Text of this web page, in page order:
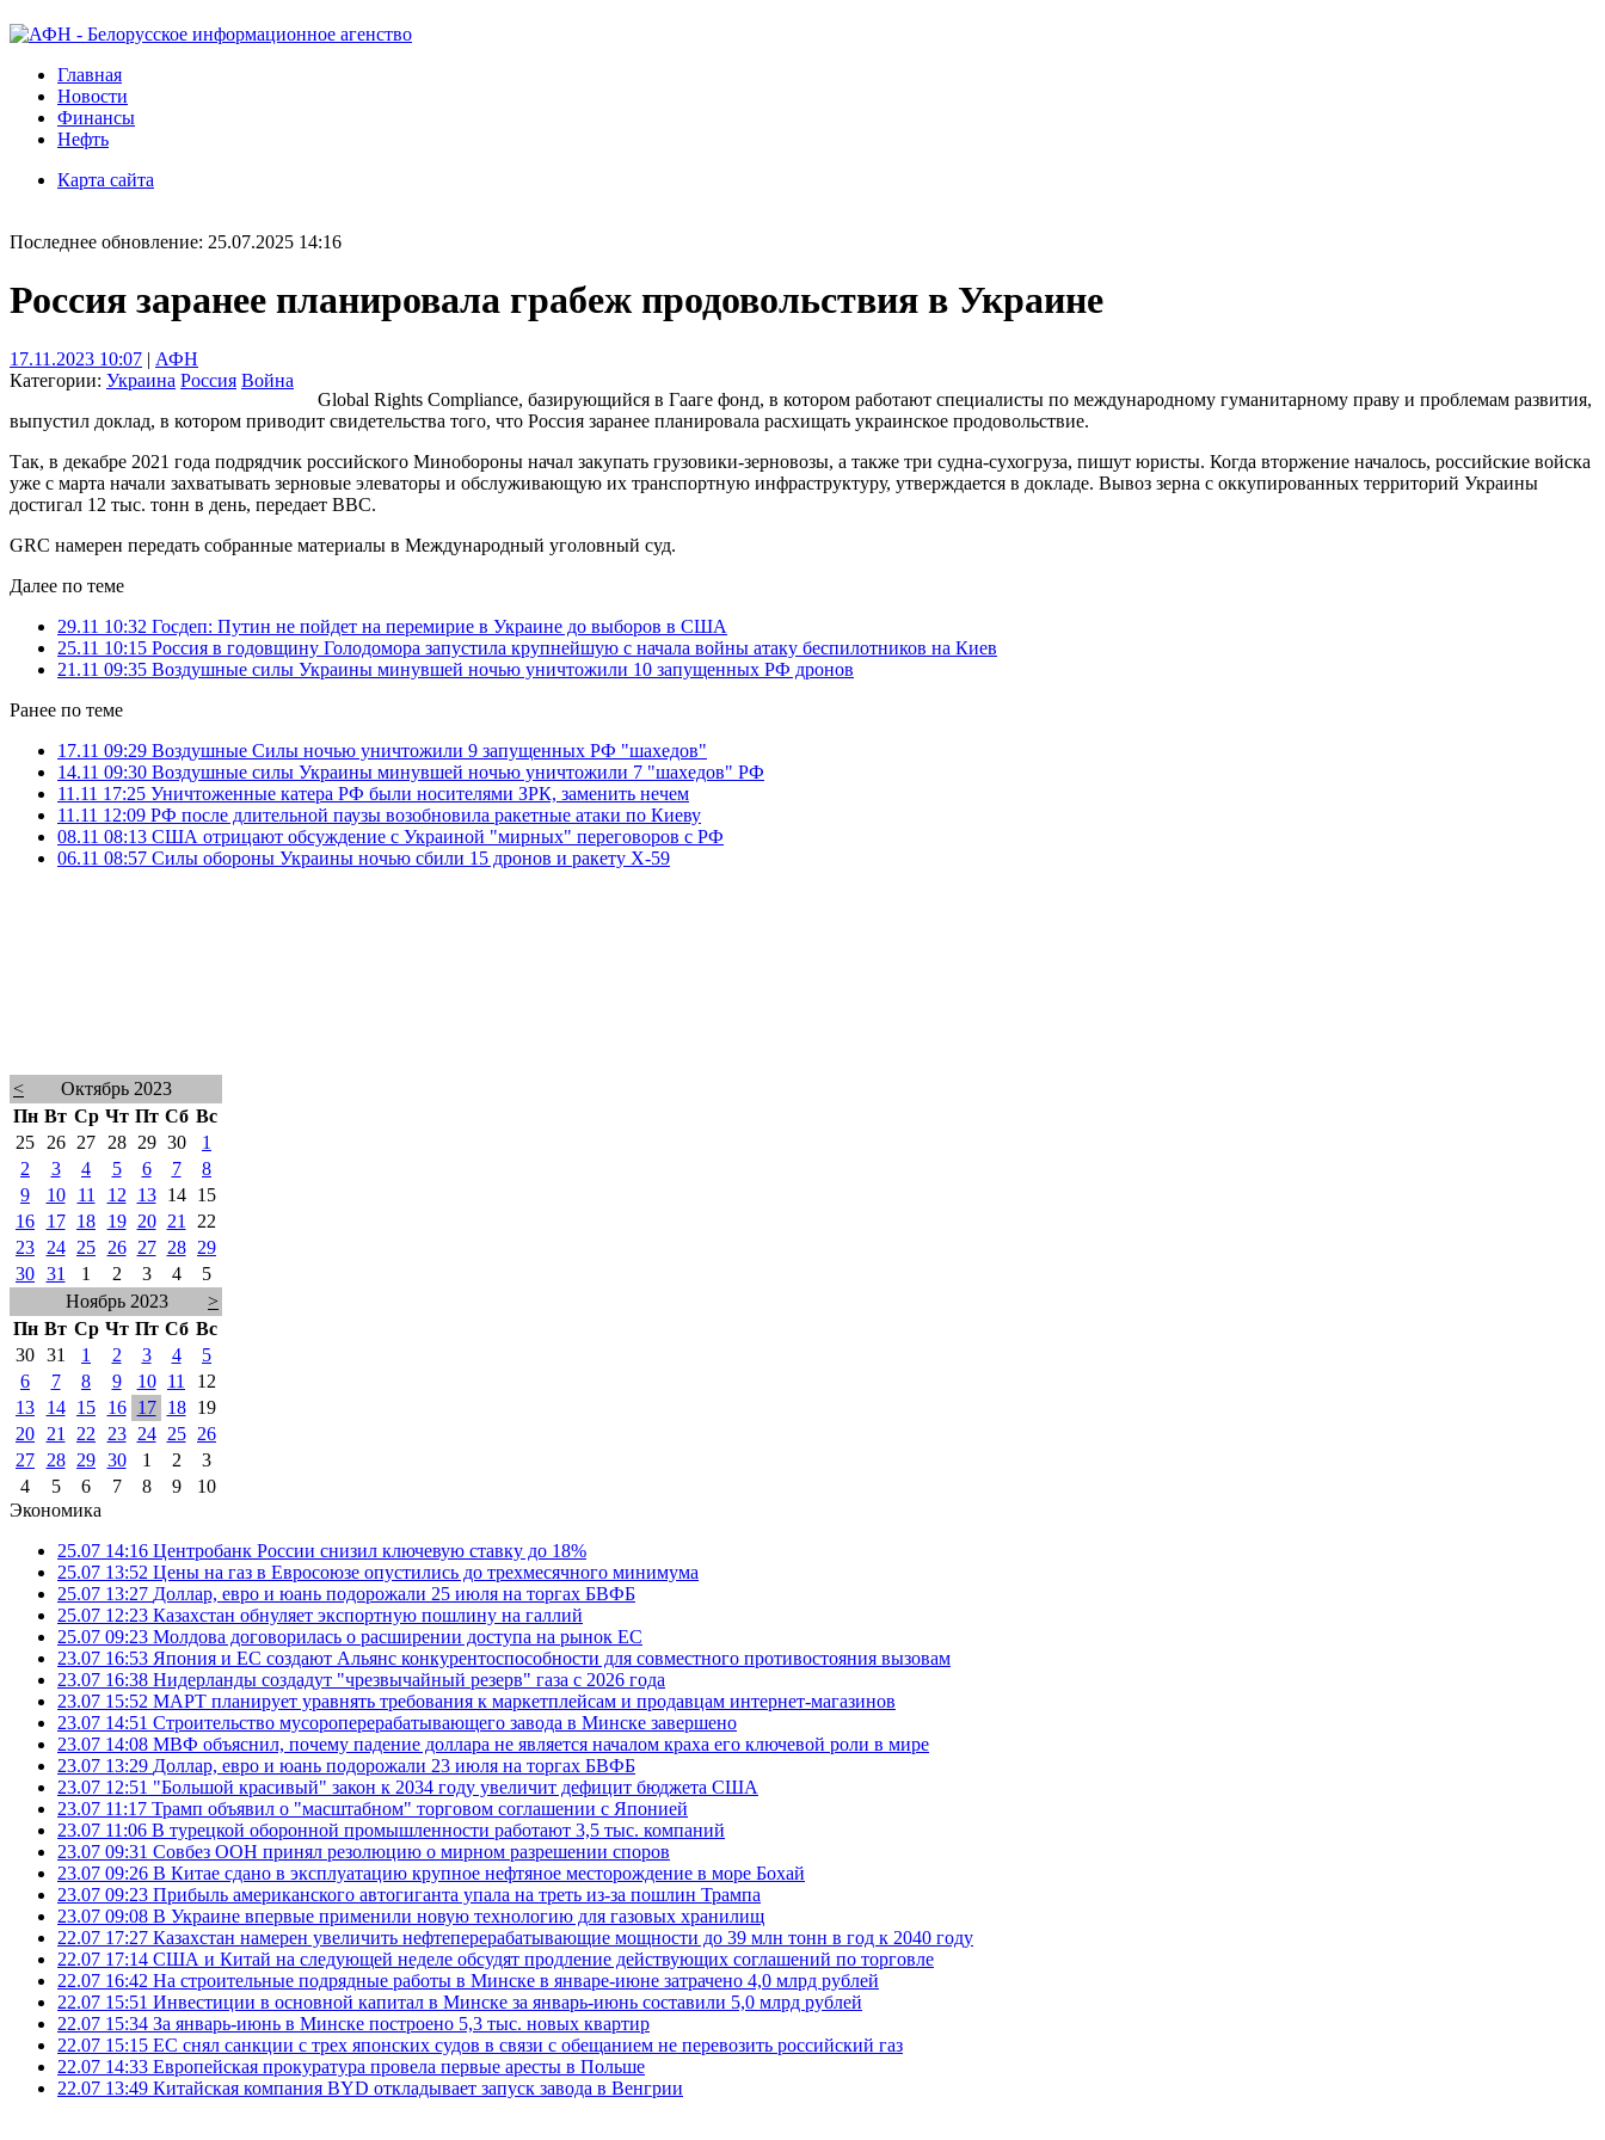
Главная
Новости
Финансы
Нефть
Карта сайта
Последнее обновление: 25.07.2025 14:16
Россия заранее планировала грабеж продовольствия в Украине
17.11.2023 10:07 | АФН
Категории: Украина Россия Война
Global Rights Compliance, базирующийся в Гааге фонд, в котором работают специалисты по международному гуманитарному праву и проблемам развития,
выпустил доклад, в котором приводит свидетельства того, что Россия заранее планировала расхищать украинское продовольствие.
Так, в декабре 2021 года подрядчик российского Минобороны начал закупать грузовики-зерновозы, а также три судна-сухогруза, пишут юристы. Когда вторжение началось, российские войска
уже с марта начали захватывать зерновые элеваторы и обслуживающую их транспортную инфраструктуру, утверждается в докладе. Вывоз зерна с оккупированных территорий Украины
достигал 12 тыс. тонн в день, передает BBC.
GRC намерен передать собранные материалы в Международный уголовный суд.
Далее по теме
29.11 10:32 Госдеп: Путин не пойдет на перемирие в Украине до выборов в США
25.11 10:15 Россия в годовщину Голодомора запустила крупнейшую с начала войны атаку беспилотников на Киев
21.11 09:35 Воздушные силы Украины минувшей ночью уничтожили 10 запущенных РФ дронов
Ранее по теме
17.11 09:29 Воздушные Силы ночью уничтожили 9 запущенных РФ "шахедов"
14.11 09:30 Воздушные силы Украины минувшей ночью уничтожили 7 "шахедов" РФ
11.11 17:25 Уничтоженные катера РФ были носителями ЗРК, заменить нечем
11.11 12:09 РФ после длительной паузы возобновила ракетные атаки по Киеву
08.11 08:13 США отрицают обсуждение с Украиной "мирных" переговоров с РФ
06.11 08:57 Силы обороны Украины ночью сбили 15 дронов и ракету Х-59
<
Октябрь 2023
Пн Вт Ср Чт Пт Сб Вс
25
26 27 28 29 30
1
2
3 4 5 6 7
8
9
10 11 12 13 14
15
16
17 18 19 20 21
22
23
24 25 26 27 28
29
30 31 1 2 3 4
5
Ноябрь 2023
>
Пн Вт Ср Чт Пт Сб Вс
30 31 1 2 3 4
5
6
7 8 9 10 11
12
13
14 15 16 17 18
19
20
21 22 23 24 25
26
27
28 29 30 1 2
3
4
5 6 7 8 9
10
Экономика
25.07 14:16 Центробанк России снизил ключевую ставку до 18%
25.07 13:52 Цены на газ в Евросоюзе опустились до трехмесячного минимума
25.07 13:27 Доллар, евро и юань подорожали 25 июля на торгах БВФБ
25.07 12:23 Казахстан обнуляет экспортную пошлину на галлий
25.07 09:23 Молдова договорилась о расширении доступа на рынок ЕС
23.07 16:53 Япония и ЕС создают Альянс конкурентоспособности для совместного противостояния вызовам
23.07 16:38 Нидерланды создадут "чрезвычайный резерв" газа с 2026 года
23.07 15:52 МАРТ планирует уравнять требования к маркетплейсам и продавцам интернет-магазинов
23.07 14:51 Строительство мусороперерабатывающего завода в Минске завершено
23.07 14:08 МВФ объяснил, почему падение доллара не является началом краха его ключевой роли в мире
23.07 13:29 Доллар, евро и юань подорожали 23 июля на торгах БВФБ
23.07 12:51 "Большой красивый" закон к 2034 году увеличит дефицит бюджета США
23.07 11:17 Трамп объявил о "масштабном" торговом соглашении с Японией
23.07 11:06 В турецкой оборонной промышленности работают 3,5 тыс. компаний
23.07 09:31 Совбез ООН принял резолюцию о мирном разрешении споров
23.07 09:26 В Китае сдано в эксплуатацию крупное нефтяное месторождение в море Бохай
23.07 09:23 Прибыль американского автогиганта упала на треть из-за пошлин Трампа
23.07 09:08 В Украине впервые применили новую технологию для газовых хранилищ
22.07 17:27 Казахстан намерен увеличить нефтеперерабатывающие мощности до 39 млн тонн в год к 2040 году
22.07 17:14 США и Китай на следующей неделе обсудят продление действующих соглашений по торговле
22.07 16:42 На строительные подрядные работы в Минске в январе-июне затрачено 4,0 млрд рублей
22.07 15:51 Инвестиции в основной капитал в Минске за январь-июнь составили 5,0 млрд рублей
22.07 15:34 За январь-июнь в Минске построено 5,3 тыс. новых квартир
22.07 15:15 ЕС снял санкции с трех японских судов в связи с обещанием не перевозить российский газ
22.07 14:33 Европейская прокуратура провела первые аресты в Польше
22.07 13:49 Китайская компания BYD откладывает запуск завода в Венгрии